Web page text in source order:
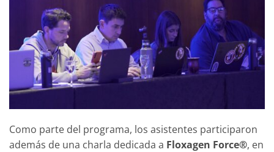
Como parte del programa, los asistentes participaron
además de una charla dedicada a Floxagen Force®, en